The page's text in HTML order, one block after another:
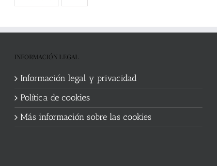
INFORMACIÓN LEGAL
Información legal y privacidad
Política de cookies
Más información sobre las cookies